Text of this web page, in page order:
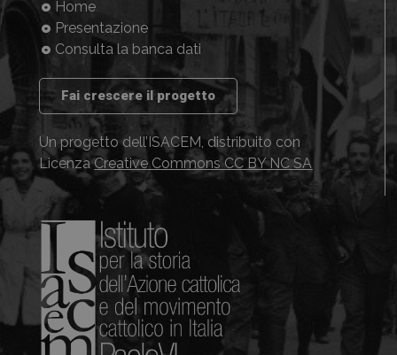
Home
Presentazione
Consulta la banca dati
Fai crescere il progetto
Un progetto dell’ISACEM, distribuito con
LicenzaCreative Commons CC BY NC SA